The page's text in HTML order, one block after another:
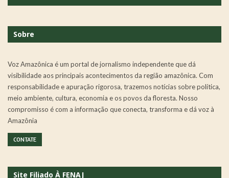
Sobre
Voz Amazônica é um portal de jornalismo independente que dá
visibilidade aos principais acontecimentos da região amazônica. Com
responsabilidade e apuração rigorosa, trazemos notícias sobre política,
meio ambiente, cultura, economia e os povos da floresta. Nosso
compromisso é com a informação que conecta, transforma e dá voz à
Amazônia
CONTATE
Site Filiado À FENAJ